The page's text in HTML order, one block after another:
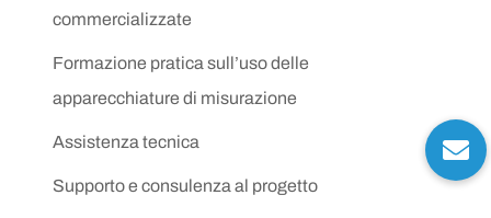
commercializzate
Formazione pratica sull’uso delle
apparecchiature di misurazione
Assistenza tecnica
Supporto e consulenza al progetto